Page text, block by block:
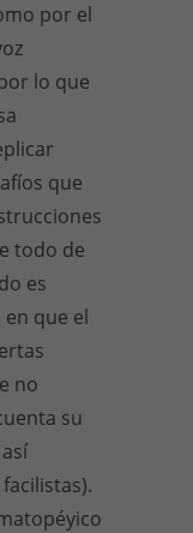
por el
lo que
que
todo de
es
que el
no
su